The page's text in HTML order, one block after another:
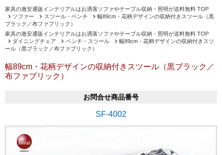
家具の激安通販インテリアルはお洒落ソファやテーブル収納・照明が送料無料 TOP
ソファー
スツール・ベンチ
幅89cm・花柄デザインの収納付きスツール（黒
ブラック／布ファブリック）
家具の激安通販インテリアルはお洒落ソファやテーブル収納・照明が送料無料 TOP
ダイニングチェア
ベンチ・スツール
幅89cm・花柄デザインの収納付きスツ
ール（黒ブラック／布ファブリック）
幅89cm・花柄デザインの収納付きスツール（黒ブラック／
布ファブリック）
お問合せ商品番号
SF-4002